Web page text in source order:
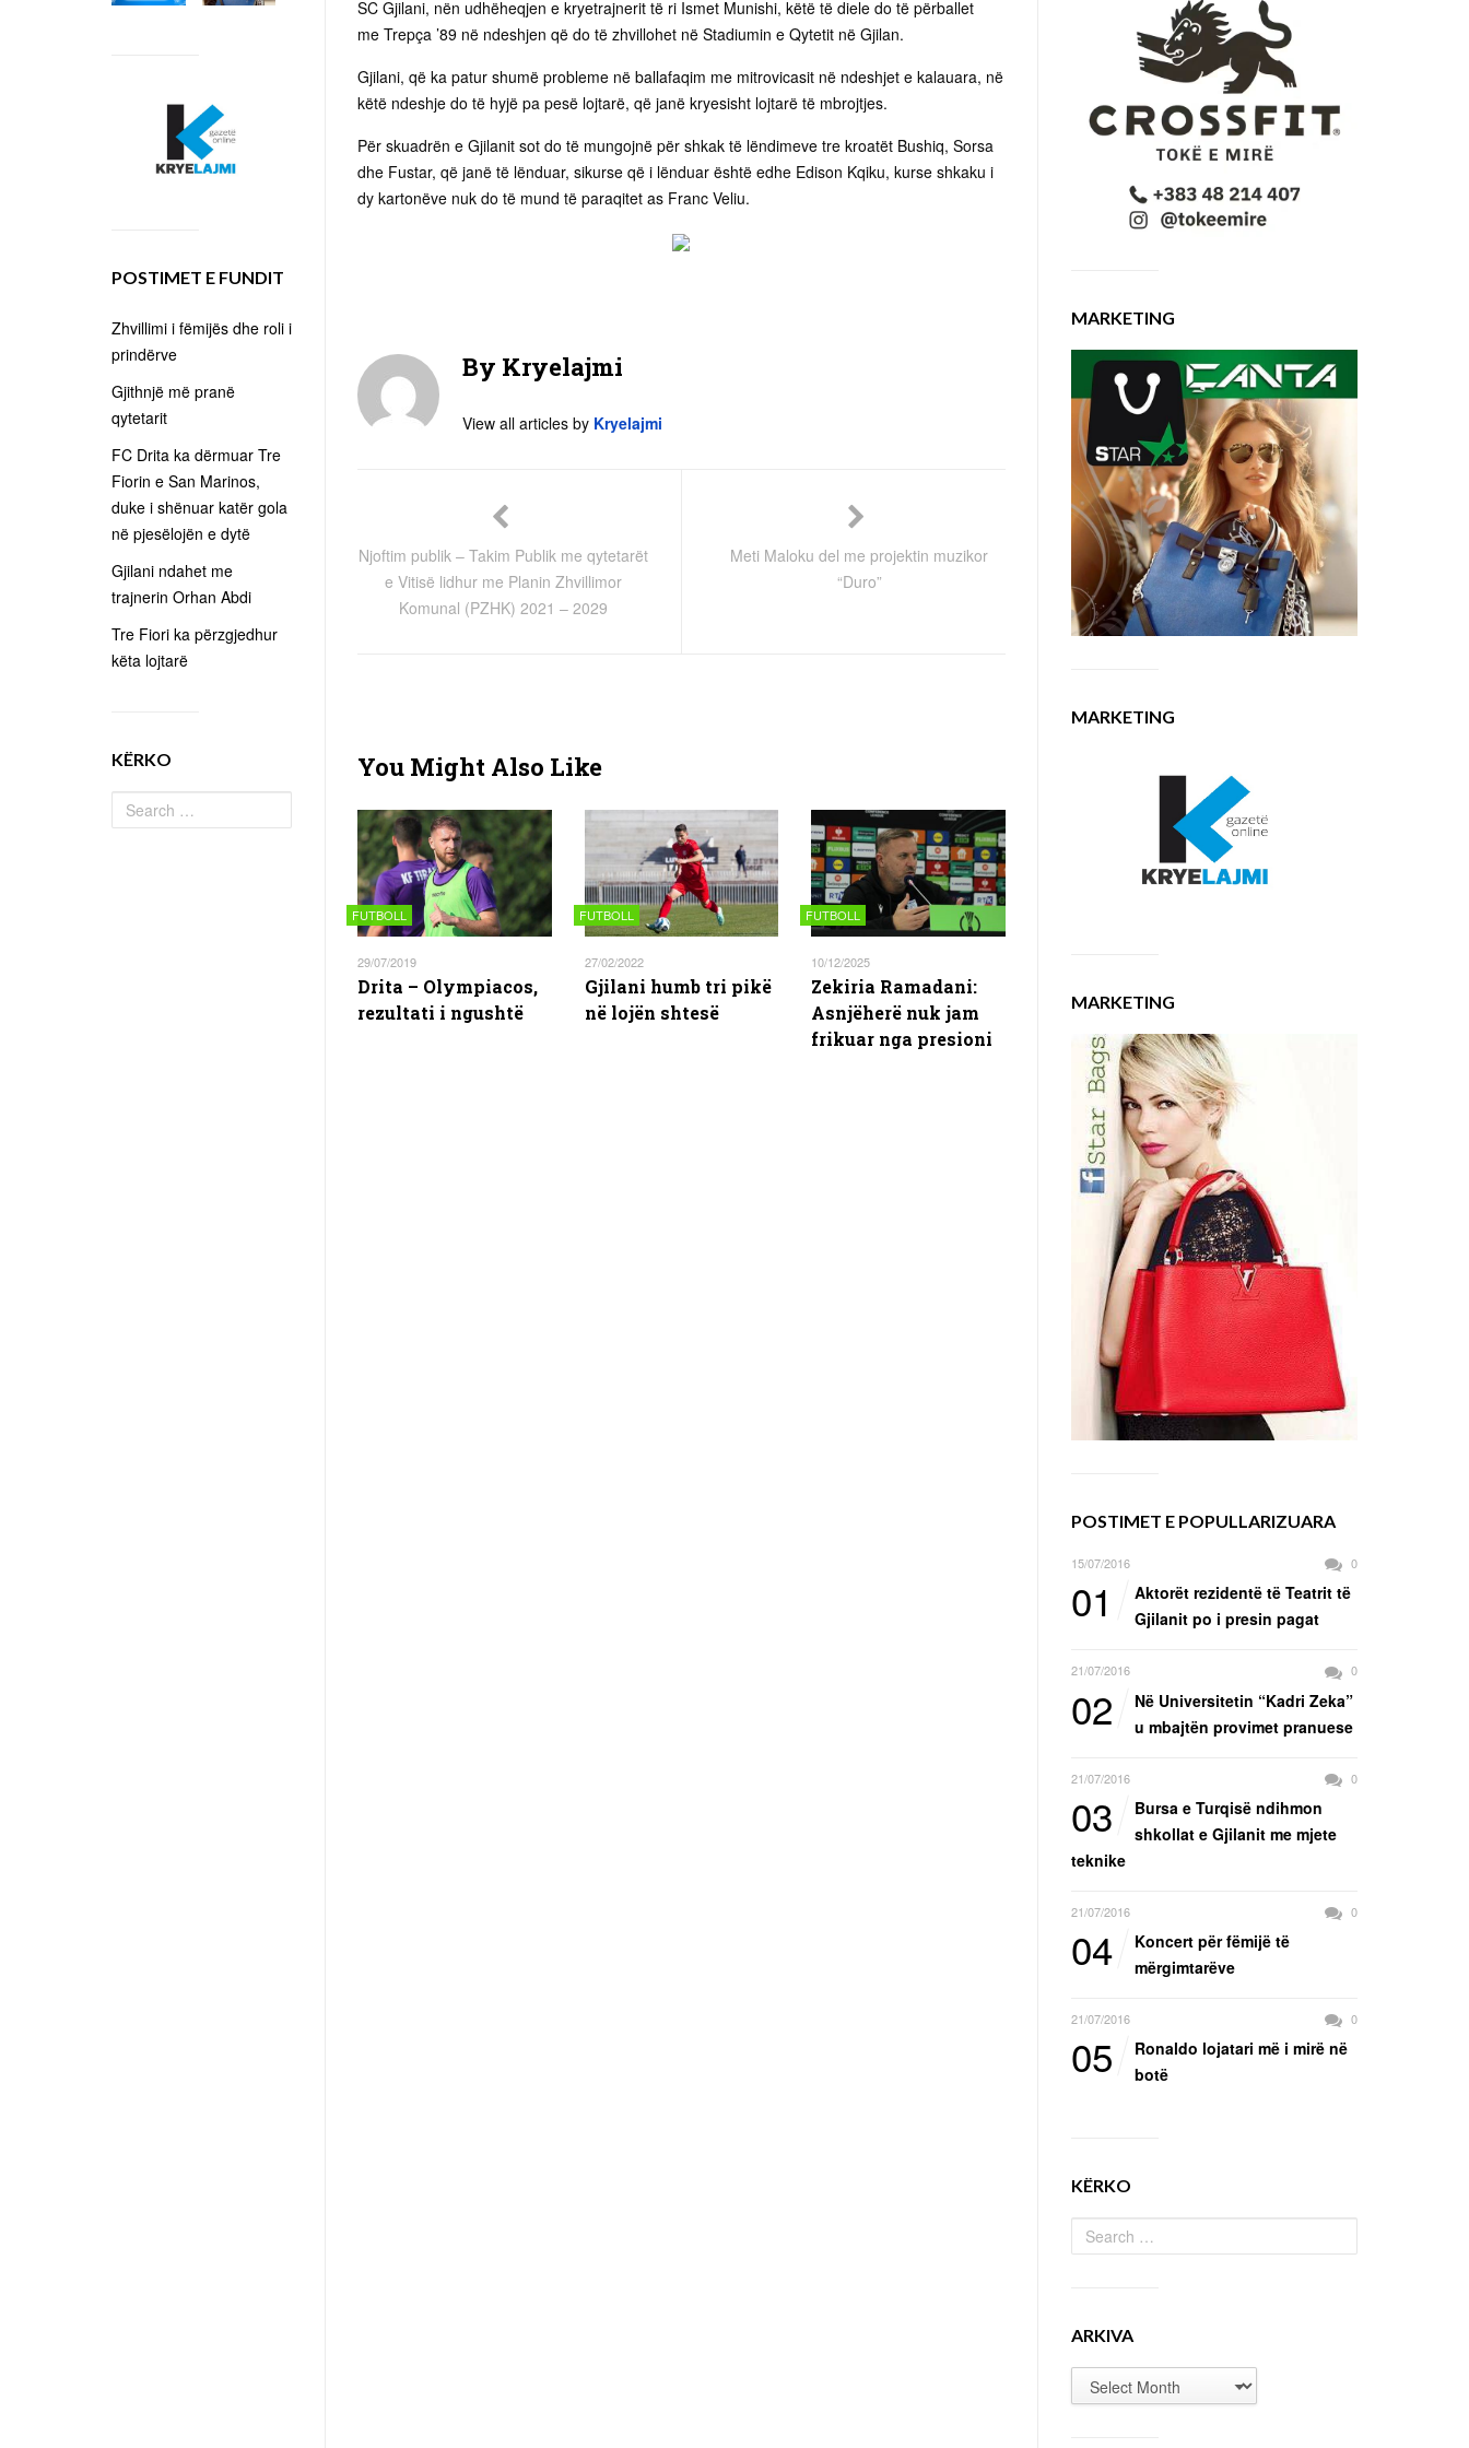
SC Gjilani, nën udhëheqjen e kryetrajnerit të ri Ismet Munishi, këtë të diele do të përballet
me Trepça ’89 në ndeshjen që do të zhvillohet në Stadiumin e Qytetit në Gjilan.
Gjilani, që ka patur shumë probleme në ballafaqim me mitrovicasit në ndeshjet e kalauara, në
këtë ndeshje do të hyjë pa pesë lojtarë, që janë kryesisht lojtarë të mbrojtjes.
Për skuadrën e Gjilanit sot do të mungojnë për shkak të lëndimeve tre kroatët Bushiq, Sorsa
dhe Fustar, që janë të lënduar, sikurse që i lënduar është edhe Edison Kqiku, kurse shkaku i
dy kartonëve nuk do të mund të paraqitet as Franc Veliu.
By Kryelajmi
View all articles by Kryelajmi
Njoftim publik – Takim Publik me qytetarët
e Vitisë lidhur me Planin Zhvillimor
Komunal (PZHK) 2021 – 2029
Meti Maloku del me projektin muzikor
“Duro”
You Might Also Like
FUTBOLL
29/07/2019
Drita – Olympiacos,
rezultati i ngushtë
FUTBOLL
27/02/2022
Gjilani humb tri pikë
në lojën shtesë
FUTBOLL
10/12/2025
Zekiria Ramadani:
Asnjëherë nuk jam
frikuar nga presioni
MARKETING
MARKETING
MARKETING
POSTIMET E POPULLARIZUARA
15/07/2016 0
01
Aktorët rezidentë të Teatrit të
Gjilanit po i presin pagat
21/07/2016 0
02
Në Universitetin “Kadri Zeka”
u mbajtën provimet pranuese
21/07/2016 0
03
Bursa e Turqisë ndihmon
shkollat e Gjilanit me mjete
teknike
21/07/2016 0
04
Koncert për fëmijë të
mërgimtarëve
21/07/2016 0
05
Ronaldo lojatari më i mirë në
botë
KËRKO
ARKIVA
POSTIMET E FUNDIT
Zhvillimi i fëmijës dhe roli i
prindërve
Gjithnjë më pranë
qytetarit
FC Drita ka dërmuar Tre
Fiorin e San Marinos,
duke i shënuar katër gola
në pjesëlojën e dytë
Gjilani ndahet me
trajnerin Orhan Abdi
Tre Fiori ka përzgjedhur
këta lojtarë
KËRKO